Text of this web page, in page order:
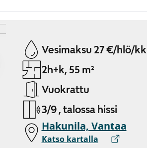
Vesimaksu 27 €/hlö/kk
2h+k, 55 m²
Vuokrattu
3/9 , talossa hissi
Hakunila, Vantaa
Katso kartalla